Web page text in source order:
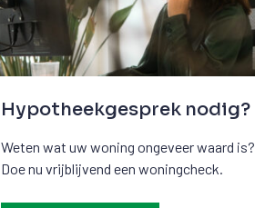
Hypotheekgesprek nodig?
Weten wat uw woning ongeveer waard is?
Doe nu vrijblijvend een woningcheck.